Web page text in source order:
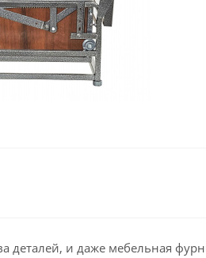
деталей, и даже мебельная